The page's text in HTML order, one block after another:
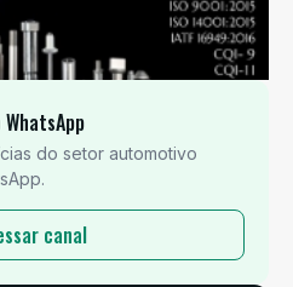
do setor automotivo
canal